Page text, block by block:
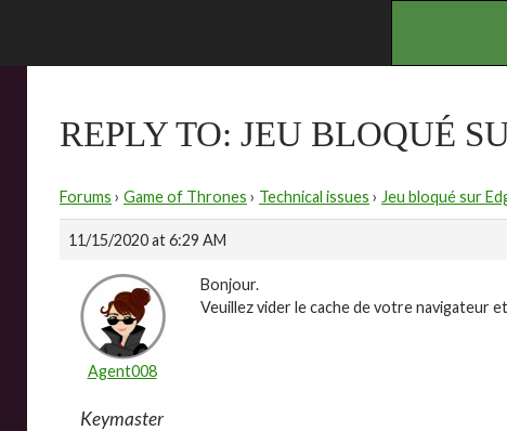
REPLY TO: JEU BLOQUÉ
Forums › Game of Thrones › Technical issues › Jeu bloqué sur
11/15/2020 at 6:29 AM
Agent008
Keymaster
Bonjour.
Veuillez vider le cache de votre navigateur